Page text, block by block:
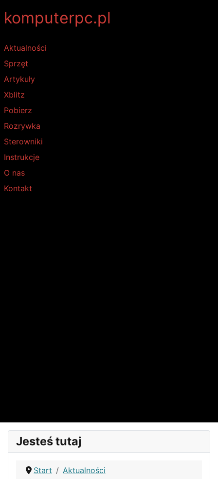
komputerpc.pl
Aktualności
Sprzęt
Artykuły
Xblitz
Pobierz
Rozrywka
Sterowniki
Instrukcje
O nas
Kontakt
Jesteś tutaj
Start
Aktualności